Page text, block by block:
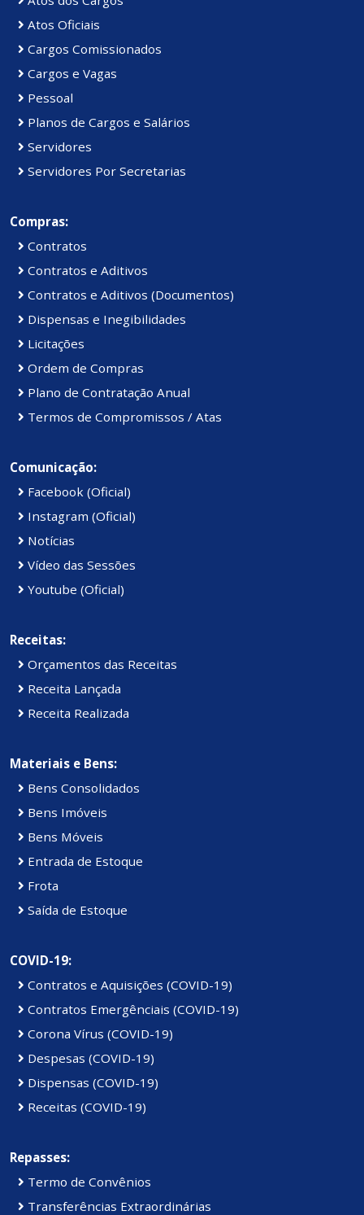
Atos Oficiais
Cargos Comissionados
Cargos e Vagas
Pessoal
Planos de Cargos e Salários
Servidores
Servidores Por Secretarias
Compras:
Contratos
Contratos e Aditivos
Contratos e Aditivos (Documentos)
Dispensas e Inegibilidades
Licitações
Ordem de Compras
Plano de Contratação Anual
Termos de Compromissos / Atas
Comunicação:
Facebook (Oficial)
Instagram (Oficial)
Notícias
Vídeo das Sessões
Youtube (Oficial)
Receitas:
Orçamentos das Receitas
Receita Lançada
Receita Realizada
Materiais e Bens:
Bens Consolidados
Bens Imóveis
Bens Móveis
Entrada de Estoque
Frota
Saída de Estoque
COVID-19:
Contratos e Aquisições (COVID-19)
Contratos Emergênciais (COVID-19)
Corona Vírus (COVID-19)
Despesas (COVID-19)
Dispensas (COVID-19)
Receitas (COVID-19)
Repasses:
Termo de Convênios
Transferências Extraordinárias